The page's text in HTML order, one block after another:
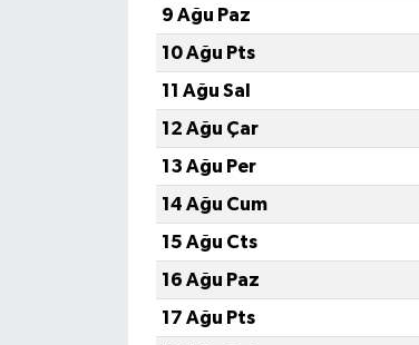
9 Ağu Paz
10 Ağu Pts
11 Ağu Sal
12 Ağu Çar
13 Ağu Per
14 Ağu Cum
15 Ağu Cts
16 Ağu Paz
17 Ağu Pts